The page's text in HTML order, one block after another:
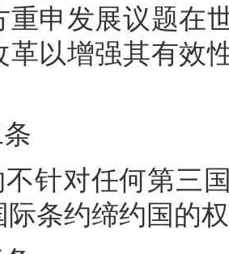
重申发展议题在
革以增强其有效
针对任何第三
际条约缔约国的